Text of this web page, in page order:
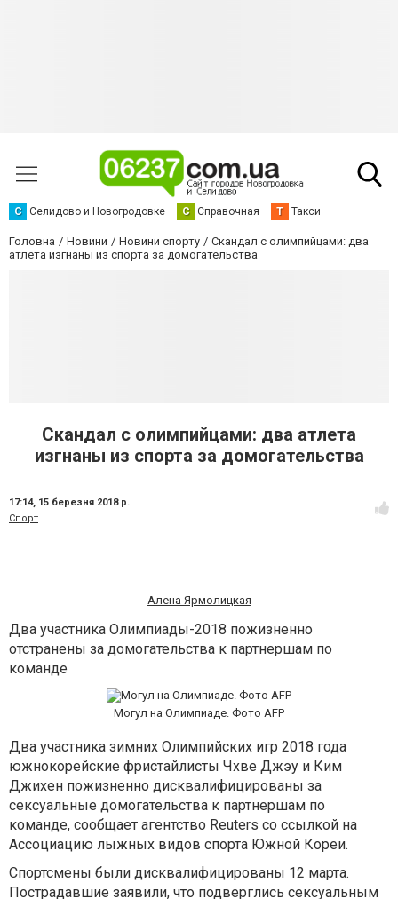
С Селидово и Новогродовке С Справочная Т Такси
Головна Новини Новини спорту
Скандал с олимпийцами: два
атлета изгнаны из спорта за домогательства
Скандал с олимпийцами: два атлета
изгнаны из спорта за домогательства
17:14, 15 березня 2018 р.
Спорт
Алена Ярмолицкая
Два участника Олимпиады-2018 пожизненно
отстранены за домогательства к партнершам по
команде
Могул на Олимпиаде. Фото AFP
Два участника зимних Олимпийских игр 2018 года
южнокорейские фристайлисты Чхве Джэу и Ким
Джихен пожизненно дисквалифицированы за
сексуальные домогательства к партнершам по
команде, сообщает агентство Reuters со ссылкой на
Ассоциацию лыжных видов спорта Южной Кореи.
Спортсмены были дисквалифицированы 12 марта.
Пострадавшие заявили, что подверглись сексуальным